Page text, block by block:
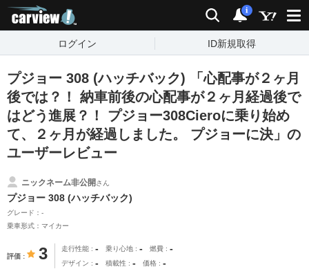
検索 通知
i
ログイン ID新規取得
プジョー 308 (ハッチバック) 「心配事が２ヶ月
後では？！ 納車前後の心配事が２ヶ月経過後で
はどう進展？！ プジョー308Cieroに乗り始め
て、２ヶ月が経過しました。 プジョーに決」の
ユーザーレビュー
ニックネーム非公開さん
プジョー 308 (ハッチバック)
グレード：-
乗車形式：マイカー
評価 3 走行性能 - 乗り心地 - 燃費 -
デザイン - 積載性 - 価格 -